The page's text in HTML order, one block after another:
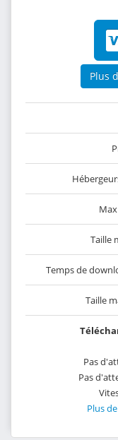
Plus
Taille
Temps de
Taille
Pas
Pas
Plus